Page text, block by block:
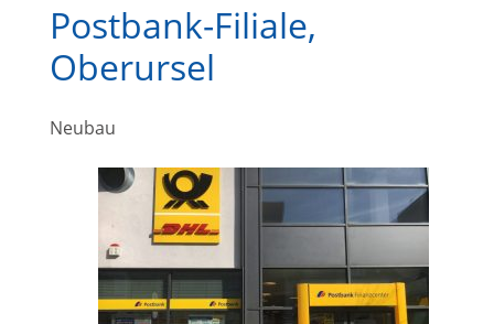
Postbank-Filiale,
Oberursel
Neubau